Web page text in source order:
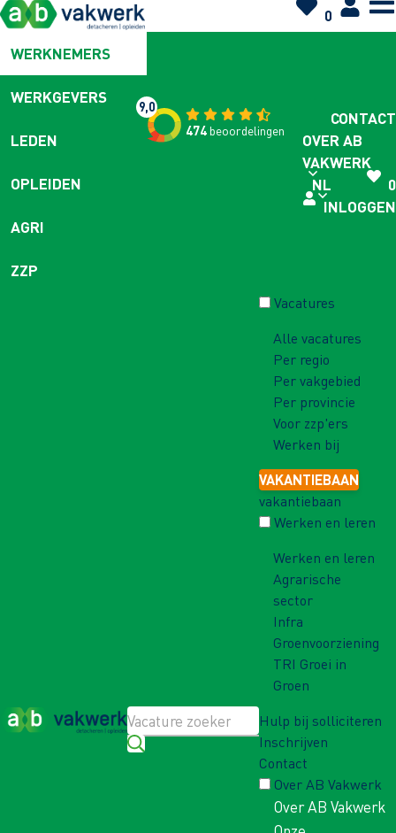
0
WERKNEMERS
WERKGEVERS
LEDEN
OPLEIDEN
AGRI
ZZP
9,0
474beoordelingen
CONTACT
OVER AB
VAKWERK
NL
0
INLOGGEN
Vacatures
Alle vacatures
Per regio
Per vakgebied
Per provincie
Voor zzp'ers
Werken bij
VAKANTIEBAAN
vakantiebaan
Werken en leren
Werken en leren
Agrarische
sector
Infra
Groenvoorziening
TRI Groei in
Groen
Hulp bij solliciteren
Inschrijven
Contact
Over AB Vakwerk
Over AB Vakwerk